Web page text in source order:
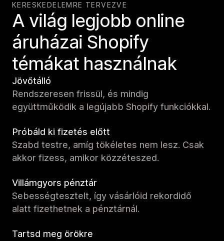
KERESKEDELEMRE TERVEZVE
A világ legjobb online
áruházai Shopify
témákat használnak
Jövőtálló
Rendszeresen frissül, és mindig
együttműködik a legújabb Shopify funkciókkal.
Próbáld ki fizetés előtt
Szabd testre, amíg tökéletes nem lesz. Csak
akkor fizess, amikor közzéteszed.
Villámgyors pénztár
Sebességtesztelt, így vásárlóid rekordidő
alatt fizethetnek a pénztárnál.
Tartsd meg örökre